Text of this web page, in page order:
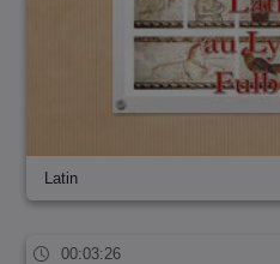
Latin
00:03:26